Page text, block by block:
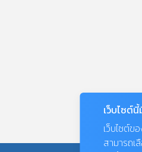
เว็บไซต์
เว็บไซต์ข
สามารถเ